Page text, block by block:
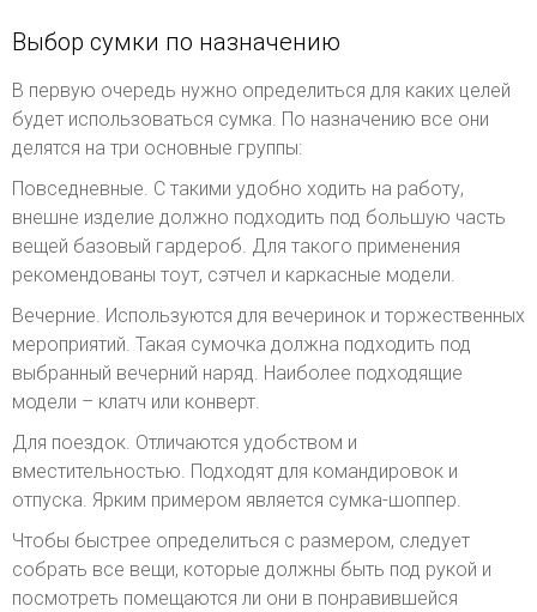
Выбор сумки по назначению
В первую очередь нужно определиться для каких целей
будет использоваться сумка. По назначению все они
делятся на три основные группы:
Повседневные. С такими удобно ходить на работу,
внешне изделие должно подходить под большую часть
вещей базовый гардероб. Для такого применения
рекомендованы тоут, сэтчел и каркасные модели.
Вечерние. Используются для вечеринок и торжественных
мероприятий. Такая сумочка должна подходить под
выбранный вечерний наряд. Наиболее подходящие
модели – клатч или конверт.
Для поездок. Отличаются удобством и
вместительностью. Подходят для командировок и
отпуска. Ярким примером является сумка-шоппер.
Чтобы быстрее определиться с размером, следует
собрать все вещи, которые должны быть под рукой и
посмотреть помещаются ли они в понравившейся